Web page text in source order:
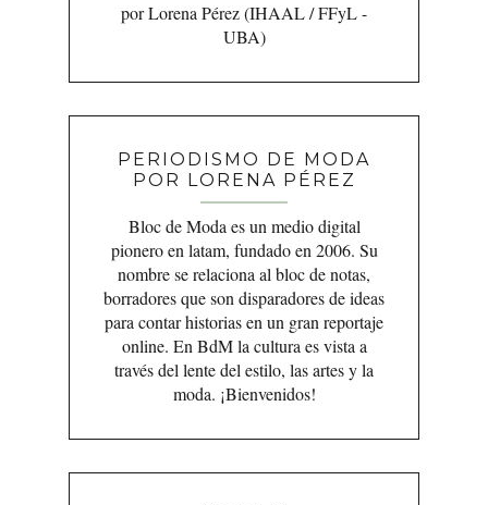
por Lorena Pérez (IHAAL / FFyL -
UBA)
PERIODISMO DE MODA
POR LORENA PÉREZ
Bloc de Moda es un medio digital
pionero en latam, fundado en 2006. Su
nombre se relaciona al bloc de notas,
borradores que son disparadores de ideas
para contar historias en un gran reportaje
online. En BdM la cultura es vista a
través del lente del estilo, las artes y la
moda. ¡Bienvenidos!